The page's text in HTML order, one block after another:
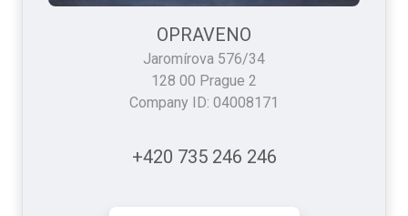
OPRAVENO
Jaromírova 576/34
128 00 Prague 2
Company ID: 04008171
+420 735 246 246